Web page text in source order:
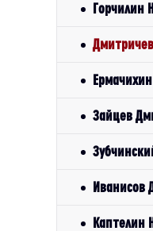
Горчилин
Зайцев
Иванисов
Каптелин